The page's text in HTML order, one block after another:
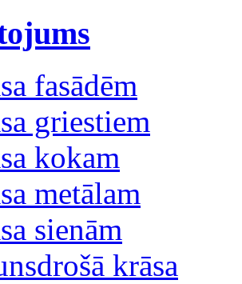
fasādēm
griestiem
kokam
metālam
sienām
krāsa